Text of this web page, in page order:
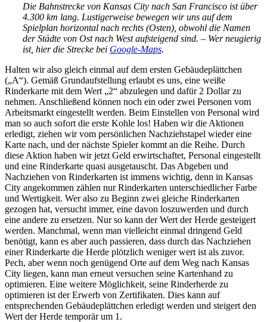
Die Bahnstrecke von Kansas City nach San Francisco ist über
4.300 km lang. Lustigerweise bewegen wir uns auf dem
Spielplan horizontal nach rechts (Osten), obwohl die Namen
der Städte von Ost nach West aufsteigend sind. – Wer neugierig
ist, hier die Strecke bei Google-Maps.
Halten wir also gleich einmal auf dem ersten Gebäudeplättchen
(„A“). Gemäß Grundaufstellung erlaubt es uns, eine weiße
Rinderkarte mit dem Wert „2“ abzulegen und dafür 2 Dollar zu
nehmen. Anschließend können noch ein oder zwei Personen vom
Arbeitsmarkt eingestellt werden. Beim Einstellen von Personal wird
man so auch sofort die erste Kohle los! Haben wir die Aktionen
erledigt, ziehen wir vom persönlichen Nachziehstapel wieder eine
Karte nach, und der nächste Spieler kommt an die Reihe. Durch
diese Aktion haben wir jetzt Geld erwirtschaftet, Personal eingestellt
und eine Rinderkarte quasi ausgetauscht. Das Abgeben und
Nachziehen von Rinderkarten ist immens wichtig, denn in Kansas
City angekommen zählen nur Rinderkarten unterschiedlicher Farbe
und Wertigkeit. Wer also zu Beginn zwei gleiche Rinderkarten
gezogen hat, versucht immer, eine davon loszuwerden und durch
eine andere zu ersetzen. Nur so kann der Wert der Herde gesteigert
werden. Manchmal, wenn man vielleicht einmal dringend Geld
benötigt, kann es aber auch passieren, dass durch das Nachziehen
einer Rinderkarte die Herde plötzlich weniger wert ist als zuvor.
Pech, aber wenn noch genügend Orte auf dem Weg nach Kansas
City liegen, kann man erneut versuchen seine Kartenhand zu
optimieren. Eine weitere Möglichkeit, seine Rinderherde zu
optimieren ist der Erwerb von Zertifikaten. Dies kann auf
entsprechenden Gebäudeplättchen erledigt werden und steigert den
Wert der Herde temporär um 1.